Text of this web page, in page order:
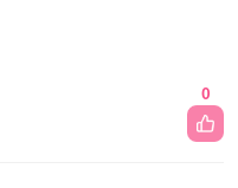
0